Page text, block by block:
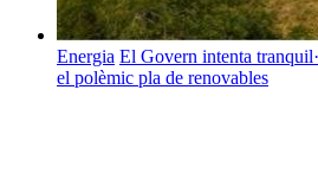
Energia El Govern intenta
el polèmic pla de renovables